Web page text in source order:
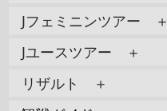
Jフェミニンツアー ＋
Jユースツアー ＋
リザルト ＋